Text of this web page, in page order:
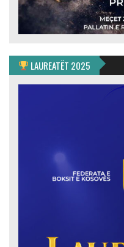
LAUREATËT 2025